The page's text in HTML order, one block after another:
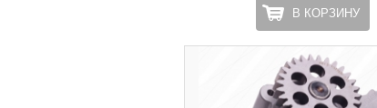
В КОРЗИНУ